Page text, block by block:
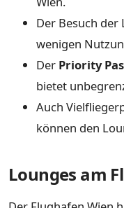
Der Besuch der
wenigen
Der Priority
bietet
Auch
können den
Lounges am